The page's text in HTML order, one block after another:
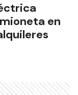
en